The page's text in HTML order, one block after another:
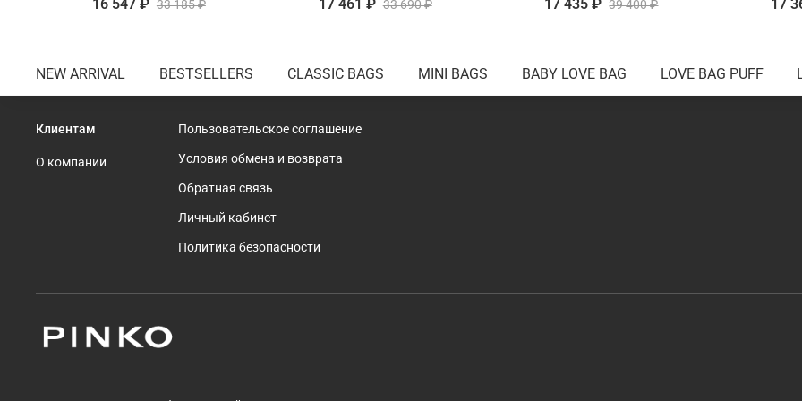
16 547 ₽ 33 185 ₽ 17 461 ₽ 33 690 ₽ 17 435 ₽ 39 400 ₽ 17
NEW ARRIVAL BESTSELLERS CLASSIC BAGS MINI BAGS BABY LOVE BAG LOVE BAG PUFF
Клиентам
О компании
Пользовательское соглашение
Условия обмена и возврата
Обратная связь
Личный кабинет
Политика безопасности